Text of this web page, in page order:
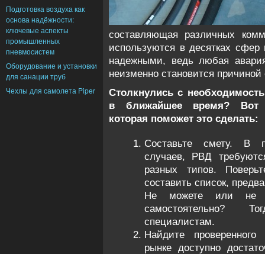
Подготовка воздуха как
основа надёжности:
ключевые аспекты
промышленных
пневмосистем
Оборудование и установки
для санации труб
Чехлы для самолета Piper
составляющая различных
используются в десятках
надежными, ведь любая
неизменно становится
Столкнулись с
в ближайшее время? Вот
которая поможет это сделать:
Составьте смету. В
случаев, РВД
разных типов.
составить список,
Не можете или не
самостоятельно?
специалистам.
Найдите
рынке доступно